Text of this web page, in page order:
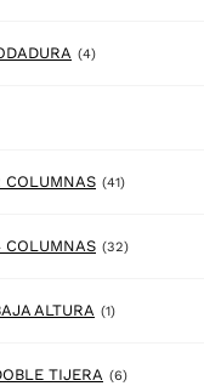
(4)4 products
products
COLUMNAS (41)41 products
COLUMNAS (32)32 products
ALTURA (1)1 product
TIJERA (6)6 products